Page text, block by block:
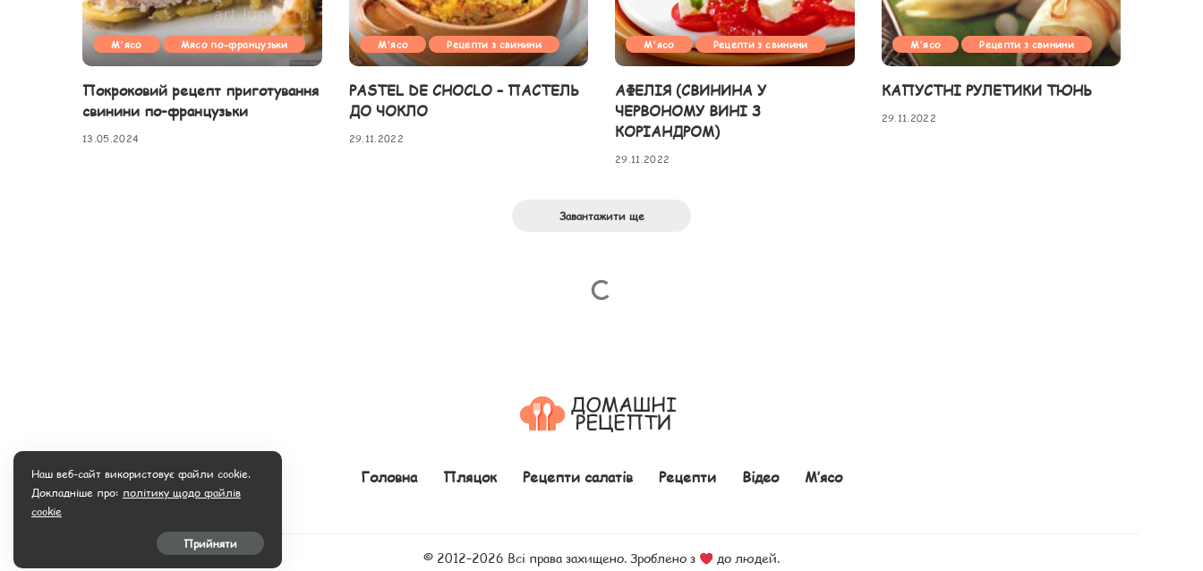
М'ясо Мясо по-французьки
Покроковий рецепт приготування
свинини по-французьки
13.05.2024
М'ясо Рецепти з свинини
PASTEL DE CHOCLO – ПАСТЕЛЬ
ДО ЧОКЛО
29.11.2022
М'ясо Рецепти з свинини
АФЕЛІЯ (СВИНИНА У
ЧЕРВОНОМУ ВИНІ З
КОРІАНДРОМ)
29.11.2022
М'ясо Рецепти з свинини
КАПУСТНІ РУЛЕТИКИ ТЮНЬ
29.11.2022
Завантажити ще
Головна Пляцок Рецепти салатів Рецепти Відео М’ясо
© 2012–2026 Всі права захищено. Зроблено з до людей.
Наш веб-сайт використовує файли cookie.
Докладніше про: політику щодо файлів
cookie
Прийняти